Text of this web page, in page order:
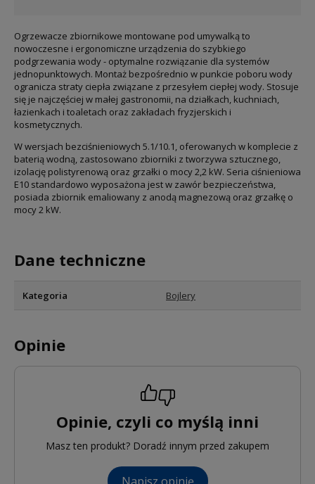
Ogrzewacze zbiornikowe montowane pod umywalką to
nowoczesne i ergonomiczne urządzenia do szybkiego
podgrzewania wody - optymalne rozwiązanie dla systemów
jednopunktowych. Montaż bezpośrednio w punkcie poboru wody
ogranicza straty ciepła związane z przesyłem ciepłej wody. Stosuje
się je najczęściej w małej gastronomii, na działkach, kuchniach,
łazienkach i toaletach oraz zakładach fryzjerskich i
kosmetycznych.
W wersjach bezciśnieniowych 5.1/10.1, oferowanych w komplecie z
baterią wodną, zastosowano zbiorniki z tworzywa sztucznego,
izolację polistyrenową oraz grzałki o mocy 2,2 kW. Seria ciśnieniowa
E10 standardowo wyposażona jest w zawór bezpieczeństwa,
posiada zbiornik emaliowany z anodą magnezową oraz grzałkę o
mocy 2 kW.
Dane techniczne
Kategoria Bojlery
Opinie
Opinie, czyli co myślą inni
Masz ten produkt? Doradź innym przed zakupem